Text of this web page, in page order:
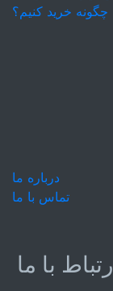
چگونه خرید کنیم؟
درباره ما
تماس با ما
با ما